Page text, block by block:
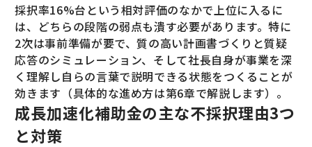
採択率16%台という相対評価のなかで上位に入るに
は、どちらの段階の弱点も潰す必要があります。特に
2次は事前準備が要で、質の高い計画書づくりと質疑
応答のシミュレーション、そして社長自身が事業を深
く理解し自らの言葉で説明できる状態をつくることが
効きます（具体的な進め方は第6章で解説します）。
成長加速化補助金の主な不採択理由3つ
と対策